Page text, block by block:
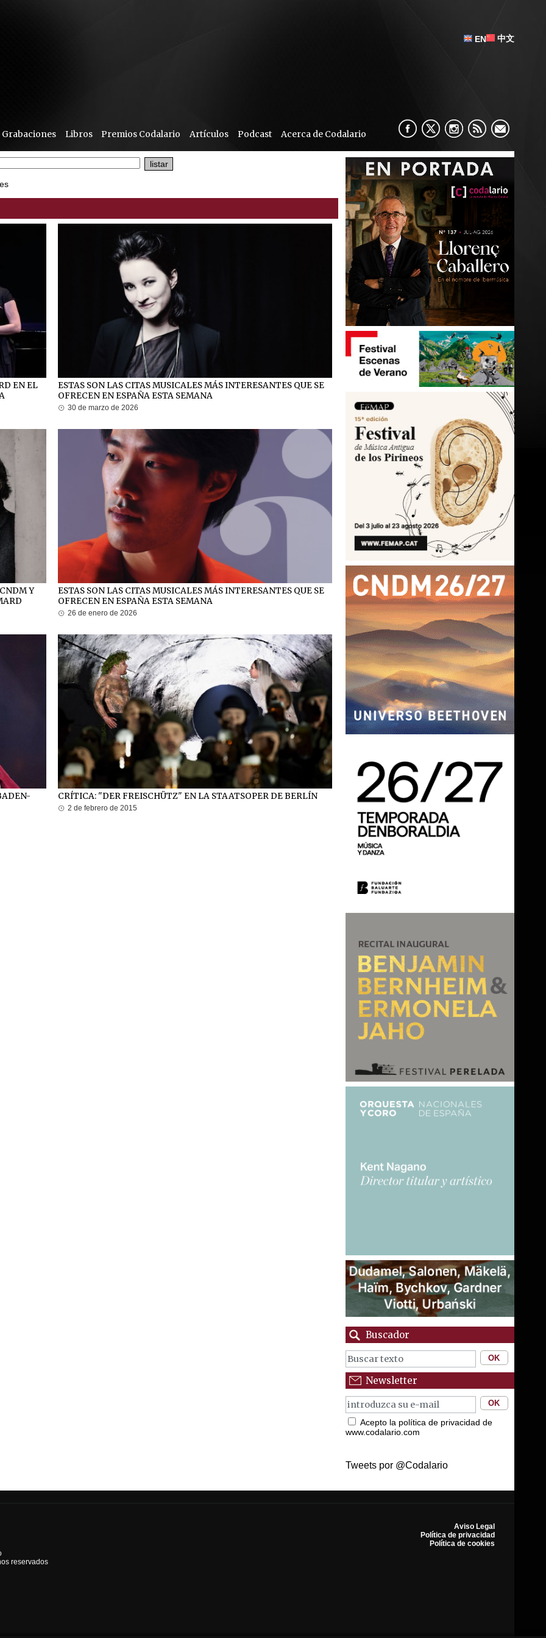
EN 中文
Grabaciones Libros Premios Codalario Artículos Podcast Acerca de Codalario
EN EL
ESTAS SON LAS CITAS MUSICALES MÁS INTERESANTES QUE SE
OFRECEN EN ESPAÑA ESTA SEMANA
30 de marzo de 2026
Y
ESTAS SON LAS CITAS MUSICALES MÁS INTERESANTES QUE SE
OFRECEN EN ESPAÑA ESTA SEMANA
26 de enero de 2026
CRÍTICA: "DER FREISCHÜTZ" EN LA STAATSOPER DE BERLÍN
2 de febrero de 2015
Buscador
Newsletter
Acepto la política de privacidad de
www.codalario.com
Tweets por @Codalario
reservados
Aviso Legal
Política de privacidad
Política de cookies